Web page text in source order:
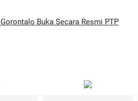
Buka Secara Resmi PTP